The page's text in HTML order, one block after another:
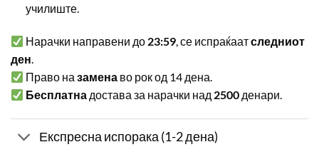
училиште.
Нарачки направени до 23:59, се испраќаатследниот
ден.
Право назамена во рок од 14 дена.
Бесплатна достава за нарачки над 2500 денари.
Експресна испорака (1-2 дена)